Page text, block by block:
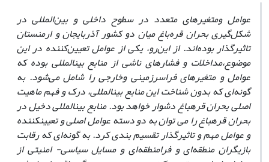
عوامل ومتغیرهای متعدد در سطوح داخلی و بین‌المللی در
شکل‌گیری‌ بحران قره‌باغ میان دو کشور آذربایجان و ارمنستان
تاثیرگذار بوده‌اند. از این‌رو، یکی از عوامل تعیین‌کننده در این
موضوع،مداخلات و فشارهای ناشی از منابع بینالمللی بوده که
عوامل و متغیرهای فراسرزمینی وخارجی را شامل می‌شود. به
گونه‌ای که بدون شناخت این منابع بینالمللی، درک و فهم ماهیت
اصلی بحران قرهباغ دشوار خواهد بود. منابع بینالمللی دخیل در
بحران قرهباغ را می توان به دو دسته عوامل اصلی و تعیینکننده
و عوامل مهم و تاثیرگذار تقسیم بندی کرد. به گونه‌ای که رقابت
بازیگران منطقهای و فرا‌منطقهای و مسایل سیاسی- امنیتی از